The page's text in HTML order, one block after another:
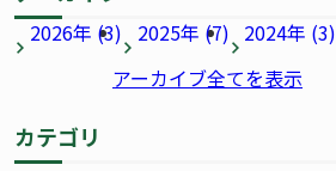
2026年 (3) 2025年 (7) 2024年 (3)
アーカイブ全てを表示
カテゴリ